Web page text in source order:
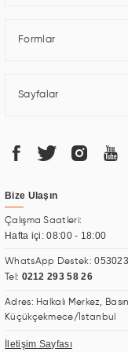
Formlar
Sayfalar
Bize Ulaşın
Çalışma Saatleri:
Hafta içi: 08:00 - 18:00
WhatsApp Destek:
Tel: 0212 293 58 26
Adres: Halkalı Merkez,
Küçükçekmece/İstanbul
İletişim Sayfası